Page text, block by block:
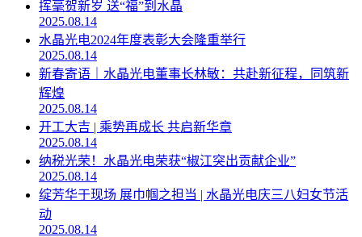
挥毫贺新岁 送“福”到水晶
2025.08.14
水晶光电2024年度表彰大会隆重举行
2025.08.14
新春寄语｜水晶光电董事长林敏：共赴新征程，同筑新
辉煌
2025.08.14
开工大吉 | 乘势再成长 共启新华章
2025.08.14
纳税光荣！水晶光电荣获“椒江突出贡献企业”
2025.08.14
绽芳华于现场 展巾帼之担当 | 水晶光电庆三八妇女节活
动
2025.08.14